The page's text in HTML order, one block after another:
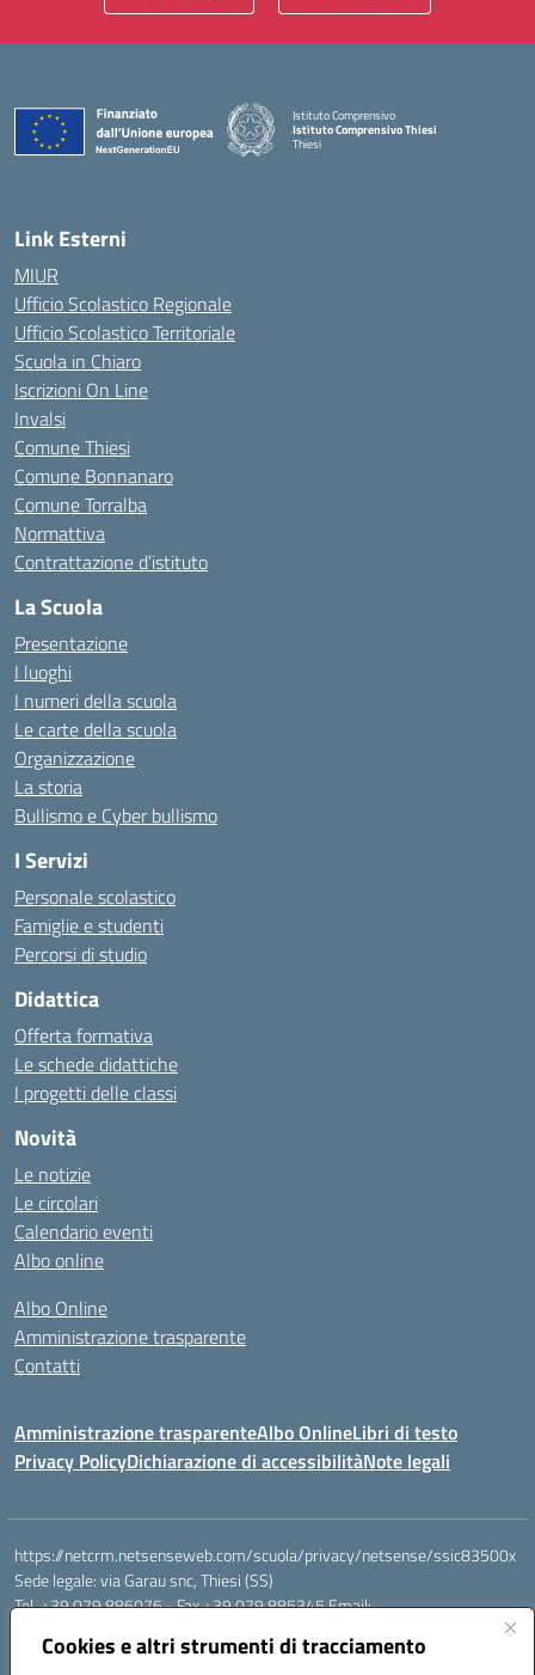
Cookies e altri strumenti di tracciamento
Istituto Comprensivo
Istituto Comprensivo Thiesi
Thiesi
Link Esterni
MIUR
Ufficio Scolastico Regionale
Ufficio Scolastico Territoriale
Scuola in Chiaro
Iscrizioni On Line
Invalsi
Comune Thiesi
Comune Bonnanaro
Comune Torralba
Normattiva
Contrattazione d’istituto
La Scuola
Presentazione
I luoghi
I numeri della scuola
Le carte della scuola
Organizzazione
La storia
Bullismo e Cyber bullismo
I Servizi
Personale scolastico
Famiglie e studenti
Percorsi di studio
Didattica
Offerta formativa
Le schede didattiche
I progetti delle classi
Novità
Le notizie
Le circolari
Calendario eventi
Albo online
Albo Online
Amministrazione trasparente
Contatti
Amministrazione trasparenteAlbo OnlineLibri di testo
Privacy PolicyDichiarazione di accessibilitàNote legali
https://netcrm.netsenseweb.com/scuola/privacy/netsense/ssic83500x
Sede legale: via Garau snc, Thiesi (SS)
Tel. +39 079 886076 - Fax +39 079 885345 Email:
Cod.Mecc. SSIC83500X - Cod.Fisc. 92112710907